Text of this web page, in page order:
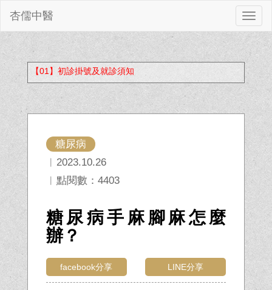
切
換
杏儒中醫
【01】初診掛號及就診須知
糖尿病
︱2023.10.26
︱點閱數：4403
糖尿病手麻腳麻怎麼
辦？
facebook分享 LINE分享